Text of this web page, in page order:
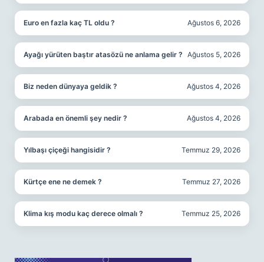
Euro en fazla kaç TL oldu ? Ağustos 6, 2026
Ayağı yürüten baştır atasözü ne anlama gelir ? Ağustos 5, 2026
Biz neden dünyaya geldik ? Ağustos 4, 2026
Arabada en önemli şey nedir ? Ağustos 4, 2026
Yılbaşı çiçeği hangisidir ? Temmuz 29, 2026
Kürtçe ene ne demek ? Temmuz 27, 2026
Klima kış modu kaç derece olmalı ? Temmuz 25, 2026